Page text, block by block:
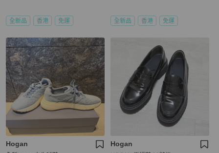
全新品 香港 免運 全新品 香港 免運
Hogan Hogan